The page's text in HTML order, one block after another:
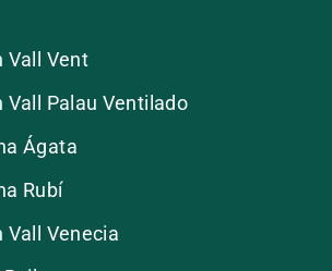
Vall Vent
Vall Palau Ventilado
Ágata
Rubí
Vall Venecia